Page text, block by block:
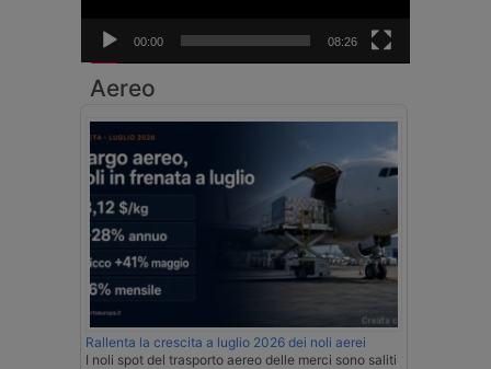
00:00 08:26
Aereo
Rallenta la crescita a luglio 2026 dei noli aerei
I noli spot del trasporto aereo delle merci sono saliti